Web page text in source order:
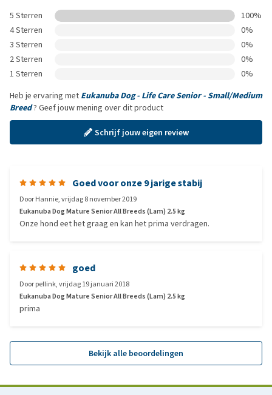
5 Sterren
100%
4 Sterren
0%
3 Sterren
0%
2 Sterren
0%
1 Sterren
0%
Heb je ervaring met Eukanuba Dog - Life Care Senior - Small/Medium
Breed? Geef jouw mening over dit product
Schrijf jouw eigen review
Goed voor onze 9 jarige stabij
DoorHannie,vrijdag 8 november 2019
Eukanuba Dog Mature Senior All Breeds (Lam) 2.5 kg
Onze hond eet het graag en kan het prima verdragen.
goed
Doorpellink,vrijdag 19 januari 2018
Eukanuba Dog Mature Senior All Breeds (Lam) 2.5 kg
prima
Bekijk alle beoordelingen